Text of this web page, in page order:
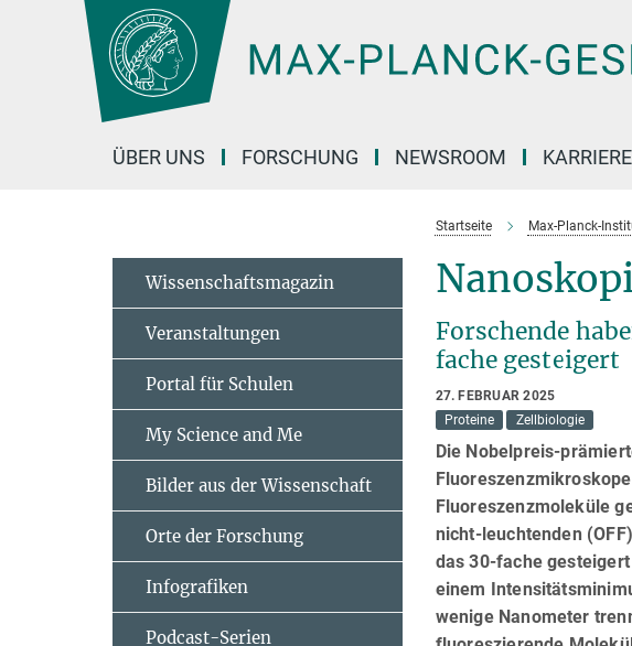
Hauptinhalt
ÜBER UNS FORSCHUNG NEWSROOM KARRIERE
Startseite Max-Planck-
Forschende
fache gesteigert
27. FEBRUAR 2025
Proteine
Zellbiologie
Die Nobelpreis-
Fluoreszenzmoleküle
nicht-leuchtenden
das 30-fache
einem
wenige Nanometer
Wissenschaftsmagazin
Veranstaltungen
Portal für Schulen
My Science and Me
Bilder aus der Wissenschaft
Orte der Forschung
Infografiken
Podcast-Serien